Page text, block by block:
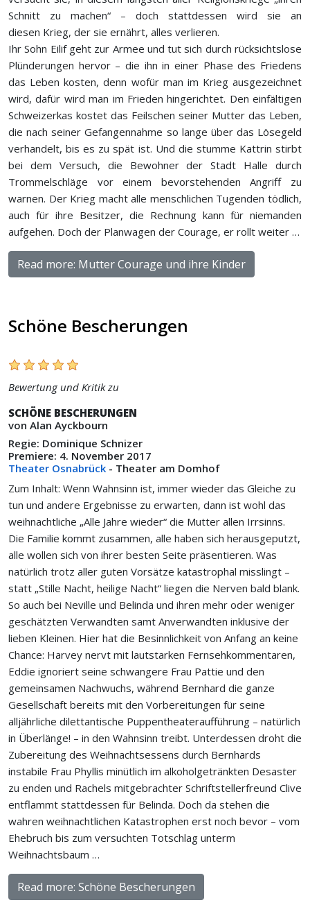
Schnitt zu machen“ – doch stattdessen wird sie an
diesen Krieg, der sie ernährt, alles verlieren.
Ihr Sohn Eilif geht zur Armee und tut sich durch rücksichtslose
Plünderungen hervor – die ihn in einer Phase des Friedens
das Leben kosten, denn wofür man im Krieg ausgezeichnet
wird, dafür wird man im Frieden hingerichtet. Den einfältigen
Schweizerkas kostet das Feilschen seiner Mutter das Leben,
die nach seiner Gefangennahme so lange über das Lösegeld
verhandelt, bis es zu spät ist. Und die stumme Kattrin stirbt
bei dem Versuch, die Bewohner der Stadt Halle durch
Trommelschläge vor einem bevorstehenden Angriff zu
warnen. Der Krieg macht alle menschlichen Tugenden tödlich,
auch für ihre Besitzer, die Rechnung kann für niemanden
aufgehen. Doch der Planwagen der Courage, er rollt weiter …
Read more: Mutter Courage und ihre Kinder
Schöne Bescherungen
Bewertung und Kritik zu
SCHÖNE BESCHERUNGEN
von Alan Ayckbourn
Regie: Dominique Schnizer
Premiere: 4. November 2017
Theater Osnabrück - Theater am Domhof
Zum Inhalt: Wenn Wahnsinn ist, immer wieder das Gleiche zu
tun und andere Ergebnisse zu erwarten, dann ist wohl das
weihnachtliche „Alle Jahre wieder“ die Mutter allen Irrsinns.
Die Familie kommt zusammen, alle haben sich herausgeputzt,
alle wollen sich von ihrer besten Seite präsentieren. Was
natürlich trotz aller guten Vorsätze katastrophal misslingt –
statt „Stille Nacht, heilige Nacht“ liegen die Nerven bald blank.
So auch bei Neville und Belinda und ihren mehr oder weniger
geschätzten Verwandten samt Anverwandten inklusive der
lieben Kleinen. Hier hat die Besinnlichkeit von Anfang an keine
Chance: Harvey nervt mit lautstarken Fernsehkommentaren,
Eddie ignoriert seine schwangere Frau Pattie und den
gemeinsamen Nachwuchs, während Bernhard die ganze
Gesellschaft bereits mit den Vorbereitungen für seine
alljährliche dilettantische Puppentheateraufführung – natürlich
in Überlänge! – in den Wahnsinn treibt. Unterdessen droht die
Zubereitung des Weihnachtsessens durch Bernhards
instabile Frau Phyllis minütlich im alkoholgetränkten Desaster
zu enden und Rachels mitgebrachter Schriftstellerfreund Clive
entflammt stattdessen für Belinda. Doch da stehen die
wahren weihnachtlichen Katastrophen erst noch bevor – vom
Ehebruch bis zum versuchten Totschlag unterm
Weihnachtsbaum …
Read more: Schöne Bescherungen